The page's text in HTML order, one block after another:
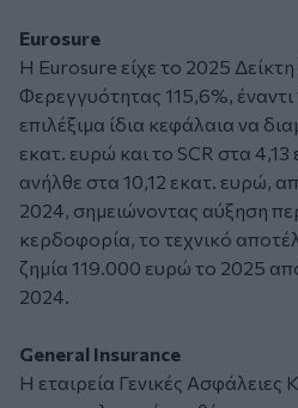
Eurosure
Η Eurosure είχε το 2025
Φερεγγυότητας 115,6%,
επιλέξιμα ίδια κεφάλαια να
εκατ. ευρώ και το SCR στα
ανήλθε στα 10,12 εκατ. ευρώ,
2024, σημειώνοντας αύξηση
κερδοφορία, το τεχνικό
ζημία 119.000 ευρώ το 2025
2024.
General Insurance
Η εταιρεία Γενικές